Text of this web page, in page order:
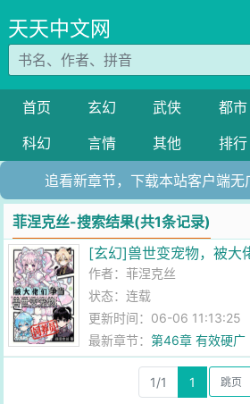
天天中文网
首页 玄幻 武侠 都市
科幻
言情 其他 排行
追看新章节，下载本站客户端无
菲涅克丝-搜索结果(共1条记录)
[玄幻]兽世变宠物，被大
作者：菲涅克丝
状态：连载
更新时间：06-06 11:13:25
最新章节：第46章 有效硬广
1/1 1